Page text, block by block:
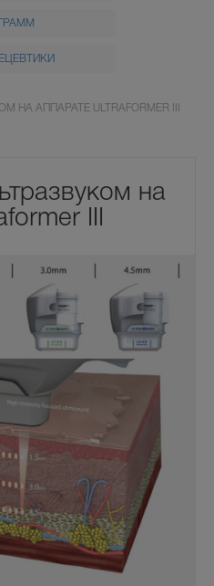
АППАРАТЕ ULTRAFORMER III
на
III